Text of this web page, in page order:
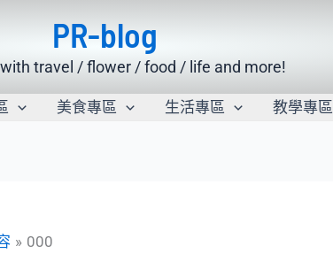
PR-blog
travel / flower / food / life and more!
美食專區 生活專區 教學專區
000